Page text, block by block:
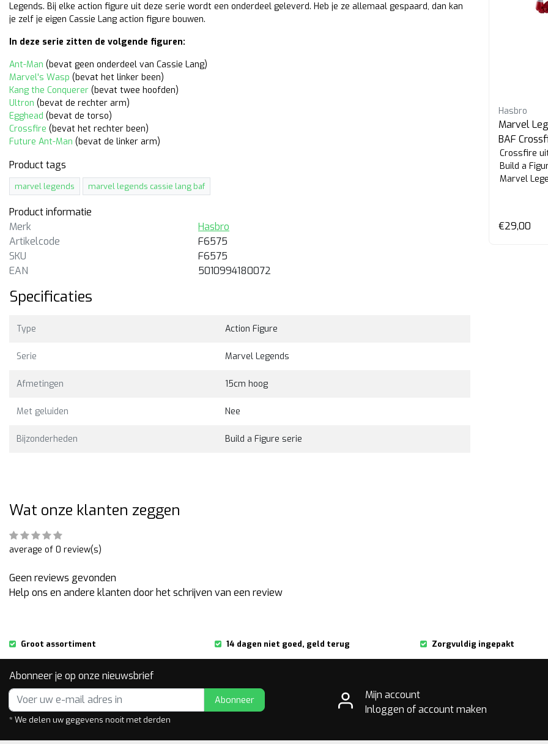
Legends. Bij elke action figure uit deze serie wordt een onderdeel geleverd. Heb je ze allemaal gespaard, dan kan
je zelf je eigen Cassie Lang action figure bouwen.
In deze serie zitten de volgende figuren:
Ant-Man (bevat geen onderdeel van Cassie Lang)
Marvel's Wasp (bevat het linker been)
Kang the Conquerer (bevat twee hoofden)
Ultron (bevat de rechter arm)
Egghead (bevat de torso)
Crossfire (bevat het rechter been)
Future Ant-Man (bevat de linker arm)
Product tags
marvel legends marvel legends cassie lang baf
Product informatie
Merk
Hasbro
Artikelcode
F6575
SKU
F6575
EAN
5010994180072
Specificaties
Type Action Figure
Serie Marvel Legends
Afmetingen 15cm hoog
Met geluiden Nee
Bijzonderheden Build a Figure serie
Hasbro
Marvel
BAF
Crossfire
Build a
Marvel
€29,00
Wat onze klanten zeggen
average of 0 review(s)
Geen reviews gevonden
Help ons en andere klanten door het schrijven van een review
Groot assortiment 14 dagen niet goed, geld terug Zorgvuldig ingepakt
Abonneer je op onze nieuwsbrief
Abonneer
* We delen uw gegevens nooit met derden
Mijn account
Inloggen of account maken